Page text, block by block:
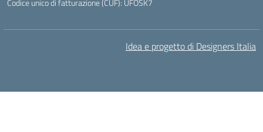
Codice unico di fatturazione (CUF): UFOSK7
Idea e progetto di Designers Italia